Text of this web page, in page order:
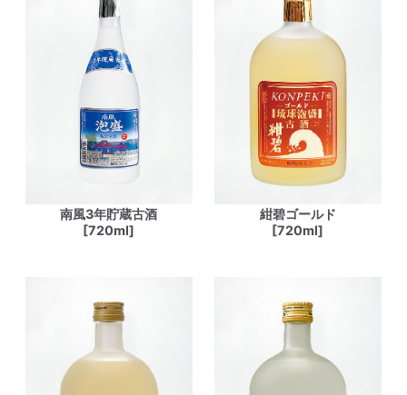
南風3年貯蔵古酒
[720ml]
紺碧ゴールド
[720ml]